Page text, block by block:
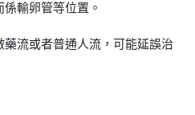
輸卵管等位置。
流或者普通人流，可能延誤治